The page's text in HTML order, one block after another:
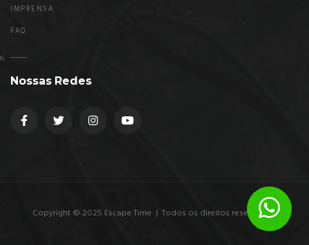
IMPRENSA
FAQ
Nossas Redes
Copyright © 2025 Escape Time | Todos os direitos reservados.